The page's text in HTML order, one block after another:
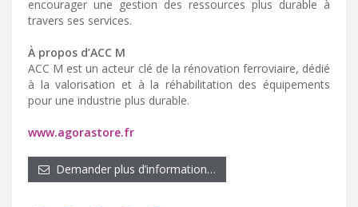
encourager une gestion des ressources plus durable à
travers ses services.
À propos d’ACC M
ACC M est un acteur clé de la rénovation ferroviaire, dédié
à la valorisation et à la réhabilitation des équipements
pour une industrie plus durable.
www.agorastore.fr
Demander plus d’information…